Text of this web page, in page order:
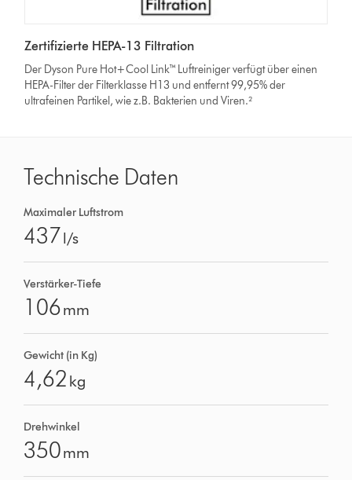
Zertifizierte HEPA-13 Filtration
Der Dyson Pure Hot+Cool Link™ Luftreiniger verfügt über einen
HEPA-Filter der Filterklasse H13 und entfernt 99,95% der
ultrafeinen Partikel, wie z.B. Bakterien und Viren.²
Technische Daten
Maximaler Luftstrom
437l/s
Verstärker-Tiefe
106mm
Gewicht (in Kg)
4,62 kg
Drehwinkel
350mm